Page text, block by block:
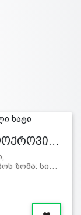
ზომა: სი…